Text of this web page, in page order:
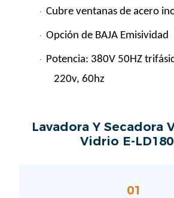
· Cubre ventanas de acero
· Opción de BAJA Emisividad
·
Potencia: 380V 50HZ
220v, 60hz
Lavadora Y Secadora
Vidrio E-
01